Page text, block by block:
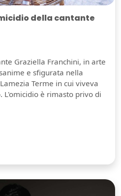
della cantante
Graziella Franchini, in arte
e sfigurata nella
Terme in cui viveva
L'omicidio è rimasto privo di